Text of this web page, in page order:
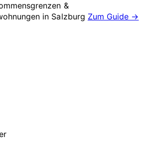
&
in Salzburg Zum Guide →